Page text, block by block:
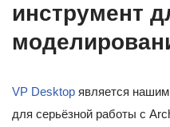
инструмент
VP Desktop является
для серьёзной работы с